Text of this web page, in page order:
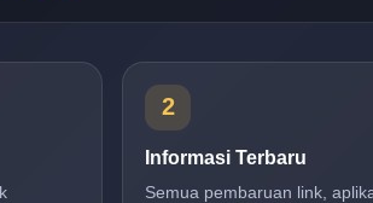
2
Informasi Terbaru
Semua pembaruan link,